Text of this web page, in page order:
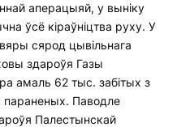
аперацыяй, у выніку
ўсё кіраўніцтва руху. У
сярод цывільнага
здароўя Газы
амаль 62 тыс. забітых з
параненых. Паводле
Палестынскай